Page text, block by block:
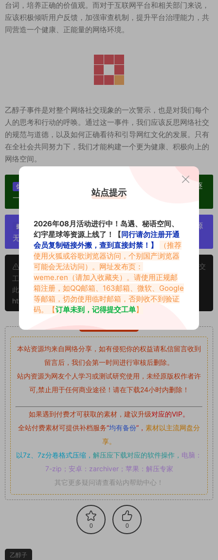
台词，培养正确的价值观。而对于互联网平台和相关部门来说，
应该积极倾听用户反馈，加强审查机制，提升平台治理能力，共
同营造一个健康、正能量的网络环境。
乙醇子事件是对整个网络社交现象的一次警示，也是对我们每个
人的思考和行动的呼唤。通过这一事件，我们应该反思网络社交
的规范与道德，以及如何正确看待和引导网红文化的发展。只有
在全社会共同努力下，我们才能构建一个更为健康、积极向上的
网络空间。
优势：
单个博主作品统一整合分享、素材高度去重复、逐
一归档方便收藏！
提示：
严禁搬运资源链接，一经发现封号处理，素材资源
无露点、需求请绕道，关闭本站网页！
申明：本文资源均来源网友分享，若侵犯了您的权限可以提交
工单处理。
此外本文章皆属于原创文章，转载请注明出处！原文链接：
https://abcjyw.com/2047.html
本站资源均来自网络分享，如有侵犯你的权益请私信留言收到
留言后，我们会第一时间进行审核后删除。
站内资源为网友个人学习或测试研究使用，未经原版权作者许
可,禁止用于任何商业途径！请在下载24小时内删除！
如果遇到付费才可获取的素材，建议升级对应的VIP。
全站付费素材可提供补档服务“均有备份”， 素材以主流网盘分
享。
以7z、7z分卷格式压缩， 解压应下载对应的软件操作， 电脑：
7-zip；安卓：zarchiver；苹果：解压专家
其它更多疑问请查看站内帮助中心！
0 0
乙醇子
站点提示
2026年08月活动进行中！岛遇、秘语空间、
幻宇星球等资源上线了！【同行请勿注册开通
会员复制链接外搬，查到直接封禁！】
（推荐
使用火狐或谷歌浏览器访问，个别国产浏览器
可能会无法访问）。网址发布页：
weme.ren （请加入收藏夹）。请使用正规邮
箱注册，如QQ邮箱、163邮箱、微软、Google
等邮箱，切勿使用临时邮箱，否则收不到验证
码。【订单未到，记得提交工单】